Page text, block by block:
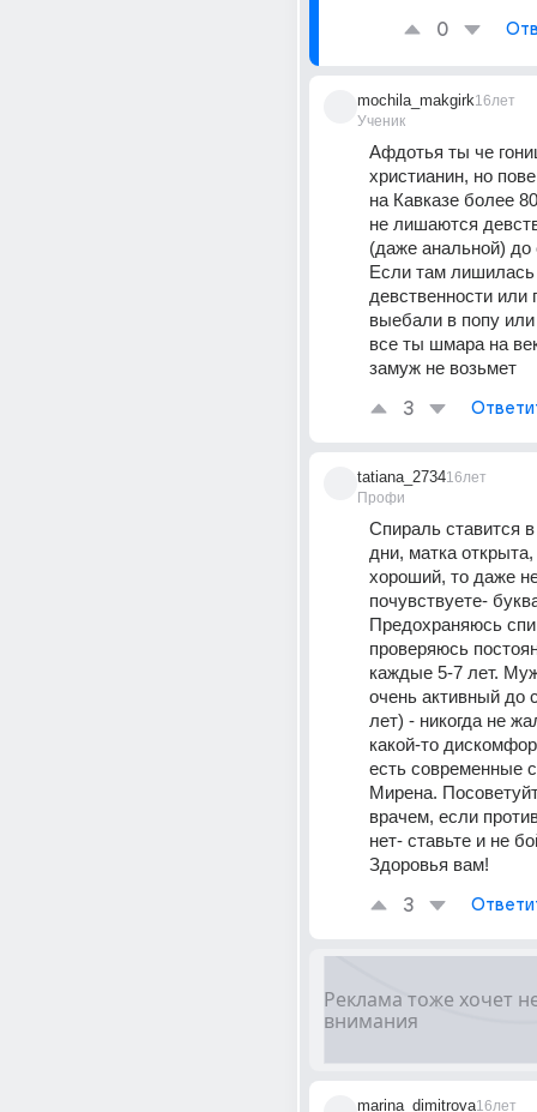
0
mochila_makgirk
Ученик
16лет
Афдотья ты че
христианин, но
на Кавказе более
не лишаются
(даже анальной)
Если там лишилась
девственности или
выебали в попу
все ты шмара на
замуж не возьмет
3
tatiana_2734
Профи
16лет
Спираль ставится
дни, матка
хороший, то даже
почувствуете-
Предохраняюсь
проверяюсь
каждые 5-7 лет.
очень активный до
лет) - никогда не
какой-то
есть современные
Мирена.
врачем, если
нет- ставьте и не
Здоровья вам!
3
marina_dimitrova16лет